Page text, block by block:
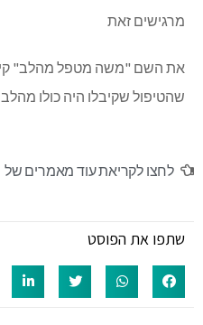
מרגישים זאת
את השם "משה מטפל מהלב"
שהטיפול שקיבלו היה כולו מהלב
לחצו לקריאת עוד מאמרים של
שתפו את הפוסט